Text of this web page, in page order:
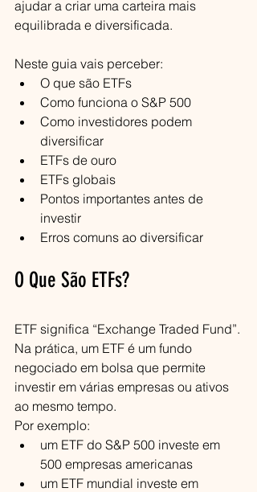
ajudar a criar uma carteira mais
equilibrada e diversificada.
Neste guia vais perceber:
O que são ETFs
Como funciona o S&P 500
Como investidores podem
diversificar
ETFs de ouro
ETFs globais
Pontos importantes antes de
investir
Erros comuns ao diversificar
O Que São ETFs?
ETF significa “Exchange Traded Fund”.
Na prática, um ETF é um fundo
negociado em bolsa que permite
investir em várias empresas ou ativos
ao mesmo tempo.
Por exemplo:
um ETF do S&P 500 investe em
500 empresas americanas
um ETF mundial investe em